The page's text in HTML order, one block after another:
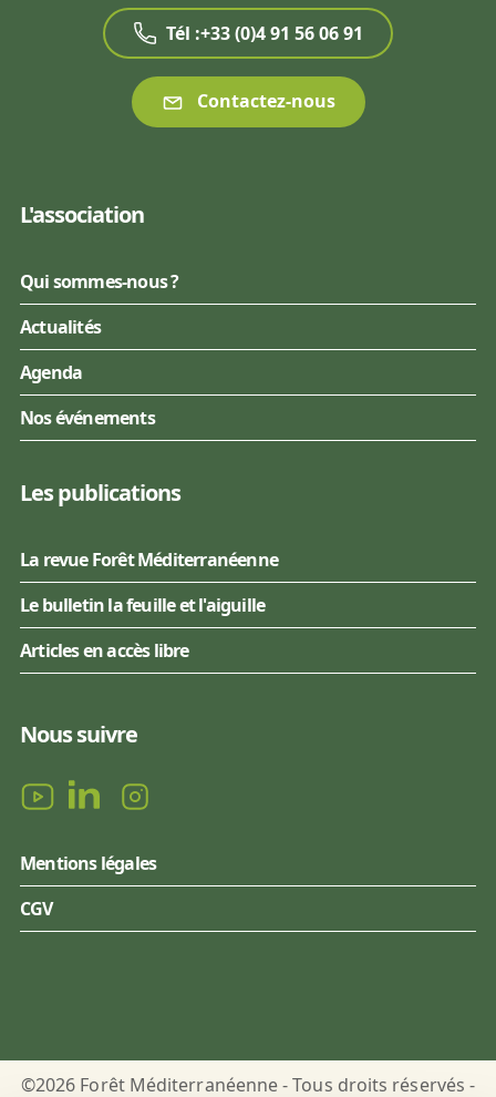
Tél :+33 (0)4 91 56 06 91
Contactez-nous
L'association
Qui sommes-nous ?
Actualités
Agenda
Nos événements
Les publications
La revue Forêt Méditerranéenne
Le bulletin la feuille et l'aiguille
Articles en accès libre
Nous suivre
Mentions légales
CGV
©2026 Forêt Méditerranéenne - Tous droits réservés -